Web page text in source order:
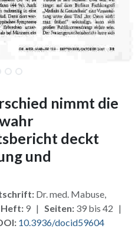
nimmt die
deckt
und
Dr. med. Mabuse,
Heft: 9 | Seiten: 39 bis 42 |
10.3936/docid59604